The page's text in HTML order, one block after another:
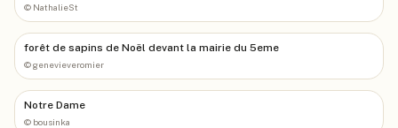
© NathalieSt
forêt de sapins de Noël devant la mairie du 5eme
©genevieveromier
Notre Dame
© bousinka